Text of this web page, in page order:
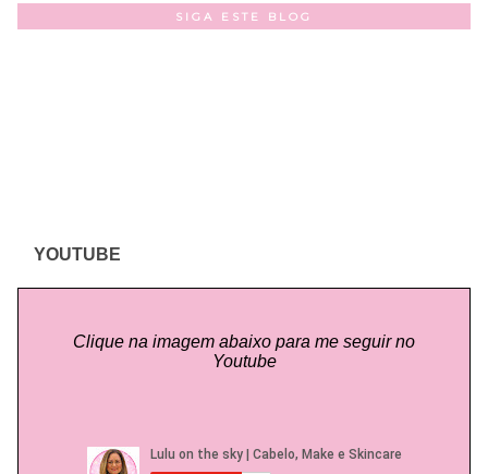
SIGA ESTE BLOG
YOUTUBE
Clique na imagem abaixo para me seguir no
Youtube